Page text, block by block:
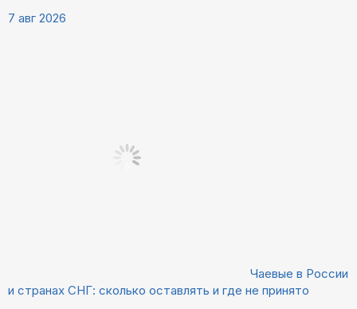
7 авг 2026
Чаевые в России
и странах СНГ: сколько оставлять и где не принято